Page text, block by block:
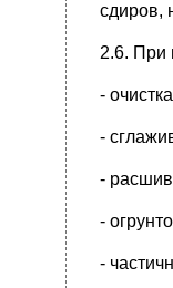
сдиров,
2.6. При
-
-
-
-
-